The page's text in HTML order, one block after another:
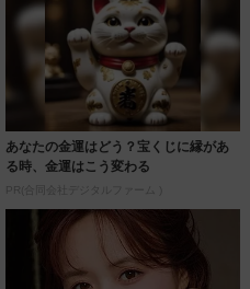
あなたの金運はどう？宝くじに縁があ
る時、金運はこう変わる
PR(合同会社デジタルファーム )